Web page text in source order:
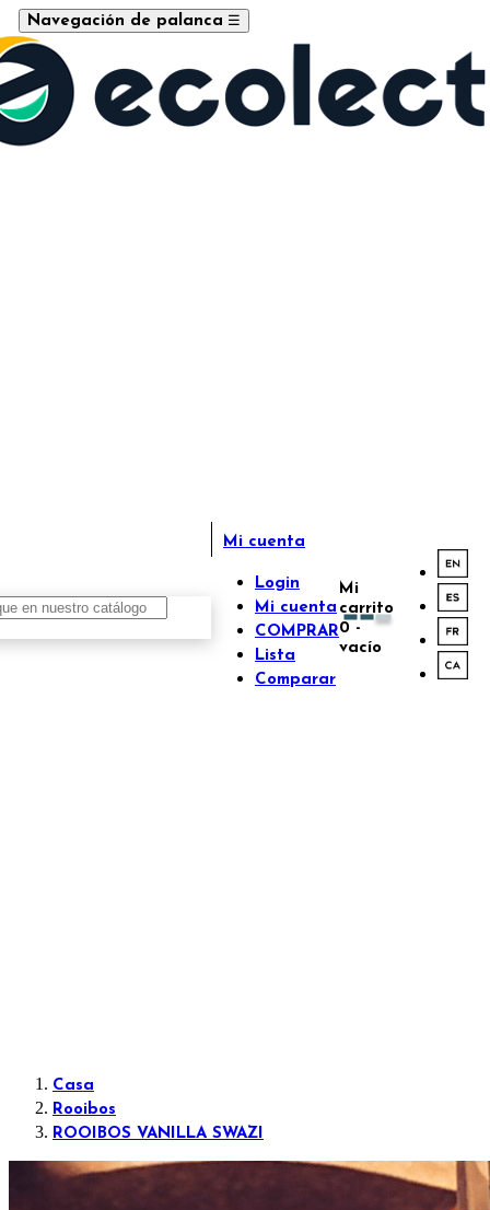
Navegación de palanca ☰
Mi cuenta
Login
Mi cuenta
COMPRAR
Lista
Comparar
Mi
carrito
0 -
vacío
Casa
Rooibos
ROOIBOS VANILLA SWAZI